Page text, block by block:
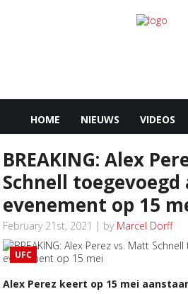
HOME NIEUWS VIDEOS
BREAKING: Alex
Schnell toegevoegd
evenement op 15
February 21st, 2021 | by Marcel Dorff
UFC
Alex Perez keert op 15 mei